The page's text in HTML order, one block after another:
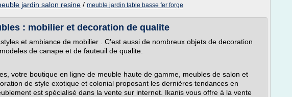
jardin salon resine / meuble jardin table basse fer forge
: mobilier et decoration de qualite
et ambiance de mobilier . C'est aussi de nombreux objets de decoration
de canape et de fauteuil de qualite.
votre boutique en ligne de meuble haute de gamme, meubles de salon et
de style exotique et colonial proposant les dernières tendances en
est spécialisé dans la vente sur internet. Ikanis vous offre à la vente